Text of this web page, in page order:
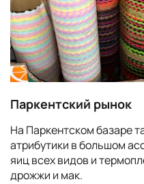
Паркентский рынок
На Паркентском базаре
атрибутики в большом
яиц всех видов и
дрожжи и мак.